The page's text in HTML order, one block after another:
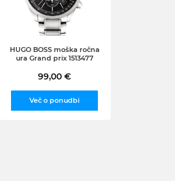
HUGO BOSS moška ročna
ura Grand prix 1513477
99,00 €
Več o ponudbi